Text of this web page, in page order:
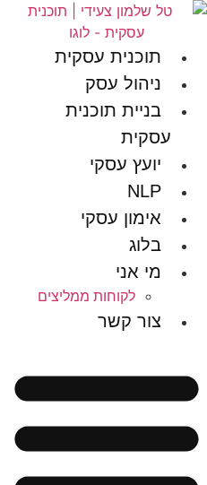
תוכנית עסקית
ניהול עסק
בניית תוכנית
עסקית
יועץ עסקי
NLP
אימון עסקי
בלוג
מי אני
לקוחות ממליצים
צור קשר